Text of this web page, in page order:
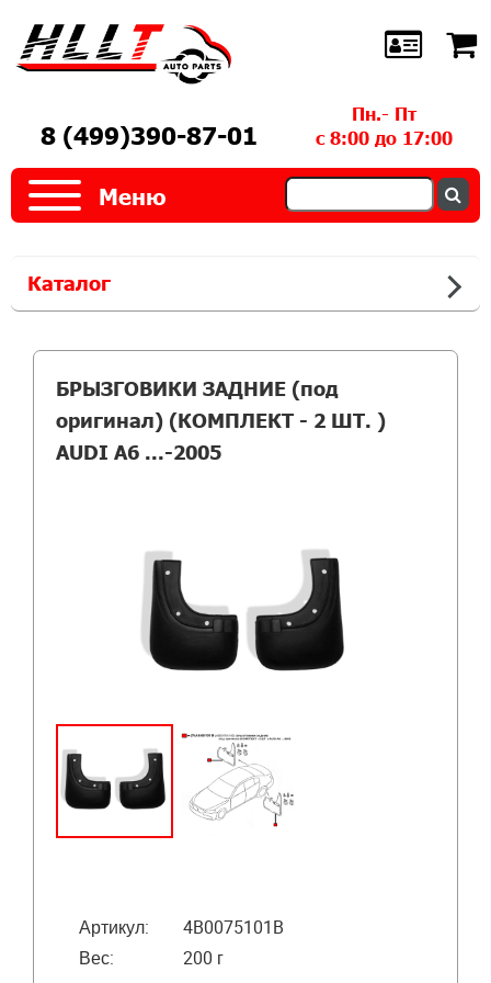
8 (499)390-87-01
Пн.- Пт
с 8:00 до 17:00
Меню
Каталог
БРЫЗГОВИКИ ЗАДНИЕ (под
оригинал) (КОМПЛЕКТ - 2 ШТ. )
AUDI A6 ...-2005
Артикул:
4B0075101B
Вес:
200 г